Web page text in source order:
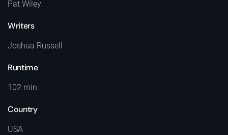
Pat Wiley
Writers
Joshua Russell
Runtime
102 min
Country
USA